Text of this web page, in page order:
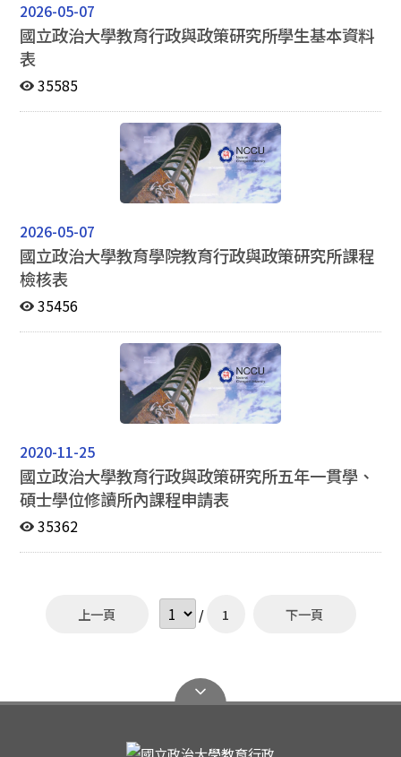
2026-05-07
國立政治大學教育行政與政策研究所學生基本資料
表
35585
2026-05-07
國立政治大學教育學院教育行政與政策研究所課程
檢核表
35456
2020-11-25
國立政治大學教育行政與政策研究所五年一貫學、
碩士學位修讀所內課程申請表
35362
上一頁 / 1 下一頁